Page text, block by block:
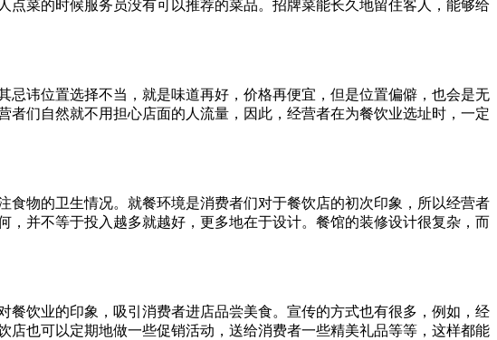
菜的时候服务员没有可以推荐的菜品。招牌菜能长久地留住客人，能够给
讳位置选择不当，就是味道再好，价格再便宜，但是位置偏僻，也会是无
们自然就不用担心店面的人流量，因此，经营者在为餐饮业选址时，一定
物的卫生情况。就餐环境是消费者们对于餐饮店的初次印象，所以经营者
并不等于投入越多就越好，更多地在于设计。餐馆的装修设计很复杂，而
饮业的印象，吸引消费者进店品尝美食。宣传的方式也有很多，例如，经
也可以定期地做一些促销活动，送给消费者一些精美礼品等等，这样都能